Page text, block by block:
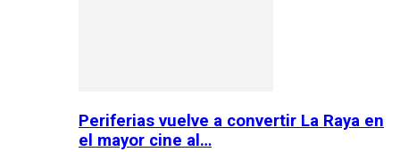
Periferias vuelve a convertir La Raya en
el mayor cine al…